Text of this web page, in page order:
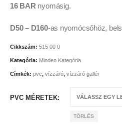
16 BARnyomásig.
D50 – D160-as nyomócsőhöz,
Cikkszám: 515 00 0
Kategória: Minden Kategória
Címkék: pvc, vízzáró, vízzáró gallér
PVC MÉRETEK
TÖRLÉS